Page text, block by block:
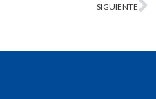
SIGUIENTE